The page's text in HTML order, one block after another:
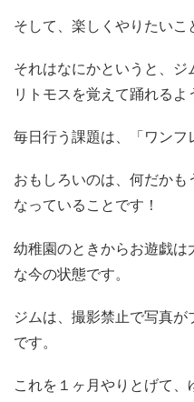
そして、楽しくやりたいこ
それはなにかというと、
リトモスを覚えて踊れるよ
毎日行う課題は、「ワンフ
おもしろいのは、何だか
なっていることです！
幼稚園のときからお遊戯
な今の状態です。
ジムは、撮影禁止で写真
です。
これを１ヶ月やりとげて